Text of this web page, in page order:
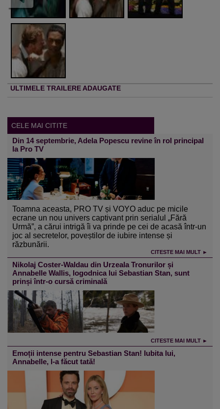
ULTIMELE TRAILERE ADAUGATE
CELE MAI CITITE
Din 14 septembrie, Adela Popescu revine în rol principal
la Pro TV
Toamna aceasta, PRO TV și VOYO aduc pe micile
ecrane un nou univers captivant prin serialul „Fără
Urmă”, a cărui intrigă îi va prinde pe cei de acasă într-un
joc al secretelor, poveștilor de iubire intense și
răzbunării.
CITESTE MAI MULT ►
Nikolaj Coster-Waldau din Urzeala Tronurilor și
Annabelle Wallis, logodnica lui Sebastian Stan, sunt
prinși într-o cursă criminală
CITESTE MAI MULT ►
Emoții intense pentru Sebastian Stan! Iubita lui,
Annabelle, l-a făcut tată!